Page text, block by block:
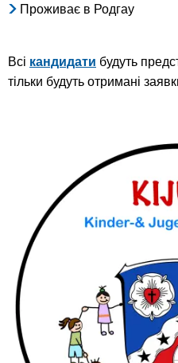
Проживає в Родгау
Всі кандидати будуть
тільки будуть отримані